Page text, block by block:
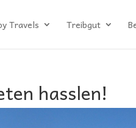
Travels Treibgut
hasslen!